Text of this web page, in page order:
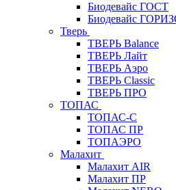
Биодевайс ГОСТ
Биодевайс
Тверь
ТВЕРЬ Balance
ТВЕРЬ Лайт
ТВЕРЬ Аэро
ТВЕРЬ Classic
ТВЕРЬ ПРО
ТОПАС
ТОПАС-С
ТОПАС ПР
ТОПАЭРО
Малахит
Малахит AIR
Малахит ПР